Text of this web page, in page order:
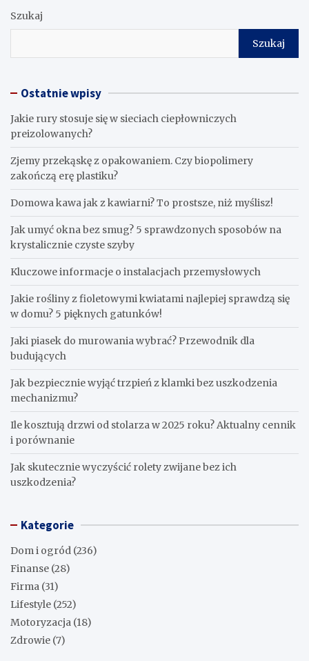
Szukaj
Szukaj
Ostatnie wpisy
Jakie rury stosuje się w sieciach ciepłowniczych
preizolowanych?
Zjemy przekąskę z opakowaniem. Czy biopolimery
zakończą erę plastiku?
​Domowa kawa jak z kawiarni? To prostsze, niż myślisz!
Jak umyć okna bez smug? 5 sprawdzonych sposobów na
krystalicznie czyste szyby
Kluczowe informacje o instalacjach przemysłowych
Jakie rośliny z fioletowymi kwiatami najlepiej sprawdzą się
w domu? 5 pięknych gatunków!
Jaki piasek do murowania wybrać? Przewodnik dla
budujących
Jak bezpiecznie wyjąć trzpień z klamki bez uszkodzenia
mechanizmu?
Ile kosztują drzwi od stolarza w 2025 roku? Aktualny cennik
i porównanie
Jak skutecznie wyczyścić rolety zwijane bez ich
uszkodzenia?
Kategorie
Dom i ogród (236)
Finanse (28)
Firma (31)
Lifestyle (252)
Motoryzacja (18)
Zdrowie (7)